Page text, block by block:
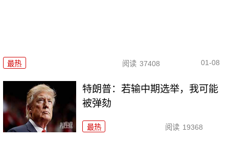
最热 阅读 37408 01-08
特朗普：若输中期选举，我可能
被弹劾
最热 阅读 19368